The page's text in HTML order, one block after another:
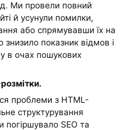
Ми провели повний
й усунули помилки,
або спрямувавши їх на
знизило показник відмов і
в очах пошукових
проблеми з HTML-
структурування
погіршувало SEO та